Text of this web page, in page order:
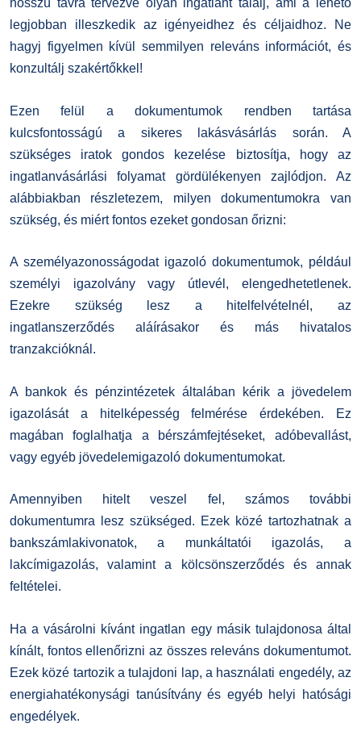
hosszú távra tervezve olyan ingatlant találj, ami a lehető
legjobban illeszkedik az igényeidhez és céljaidhoz. Ne
hagyj figyelmen kívül semmilyen releváns információt, és
konzultálj szakértőkkel!
Ezen felül a dokumentumok rendben tartása
kulcsfontosságú a sikeres lakásvásárlás során. A
szükséges iratok gondos kezelése biztosítja, hogy az
ingatlanvásárlási folyamat gördülékenyen zajlódjon. Az
alábbiakban részletezem, milyen dokumentumokra van
szükség, és miért fontos ezeket gondosan őrizni:
A személyazonosságodat igazoló dokumentumok, például
személyi igazolvány vagy útlevél, elengedhetetlenek.
Ezekre szükség lesz a hitelfelvételnél, az
ingatlanszerződés aláírásakor és más hivatalos
tranzakcióknál.
A bankok és pénzintézetek általában kérik a jövedelem
igazolását a hitelképesség felmérése érdekében. Ez
magában foglalhatja a bérszámfejtéseket, adóbevallást,
vagy egyéb jövedelemigazoló dokumentumokat.
Amennyiben hitelt veszel fel, számos további
dokumentumra lesz szükséged. Ezek közé tartozhatnak a
bankszámlakivonatok, a munkáltatói igazolás, a
lakcímigazolás, valamint a kölcsönszerződés és annak
feltételei.
Ha a vásárolni kívánt ingatlan egy másik tulajdonosa által
kínált, fontos ellenőrizni az összes releváns dokumentumot.
Ezek közé tartozik a tulajdoni lap, a használati engedély, az
energiahatékonysági tanúsítvány és egyéb helyi hatósági
engedélyek.